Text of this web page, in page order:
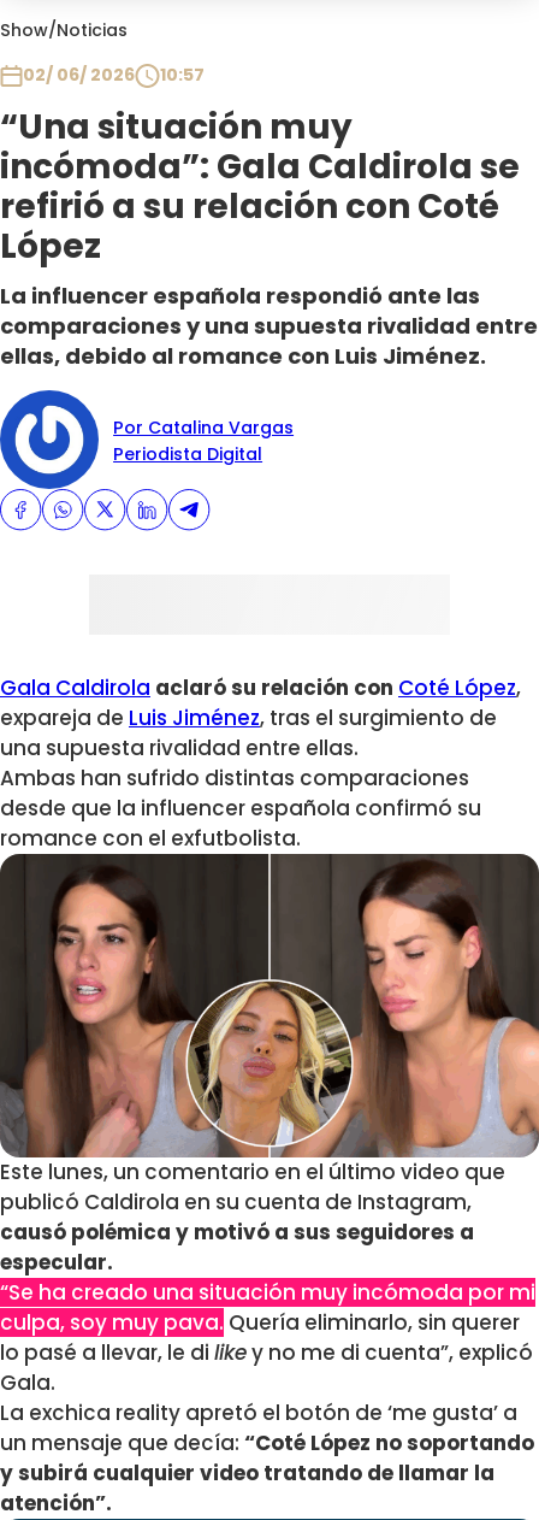
Show/Noticias
02/ 06/ 2026
10:57
“Una situación muy
incómoda”: Gala Caldirola se
refirió a su relación con Coté
López
La influencer española respondió ante las
comparaciones y una supuesta rivalidad entre
ellas, debido al romance con Luis Jiménez.
Por Catalina Vargas
Periodista Digital
Gala Caldirola aclaró su relación con Coté López,
expareja de Luis Jiménez, tras el surgimiento de
una supuesta rivalidad entre ellas.
Ambas han sufrido distintas comparaciones
desde que la influencer española confirmó su
romance con el exfutbolista.
Este lunes, un comentario en el último video que
publicó Caldirola en su cuenta de Instagram,
causó polémica y motivó a sus seguidores a
especular.
“Se ha creado una situación muy incómoda por mi
culpa, soy muy pava. Quería eliminarlo, sin querer
lo pasé a llevar, le di likey no me di cuenta”, explicó
Gala.
La exchica reality apretó el botón de ‘me gusta’ a
un mensaje que decía: “Coté López no soportando
y subirá cualquier video tratando de llamar la
atención”.
Club De La Comedia
Plan Perfecto
El Tiempo
Sabingo
Todos Los Programas